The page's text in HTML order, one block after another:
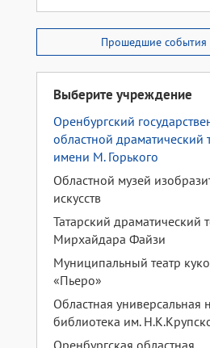
Прошедшие события
Выберите учреждение
Оренбургский
областной драматический
имени М. Горького
Областной музей
искусств
Татарский драматический
Мирхайдара Файзи
Муниципальный театр
«Пьеро»
Областная универсальная
библиотека им.
Оренбургская областная